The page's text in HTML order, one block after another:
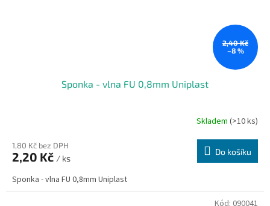
2,40 Kč
–8 %
Sponka - vlna FU 0,8mm Uniplast
Skladem (>10 ks)
1,80 Kč bez DPH
2,20 Kč / ks
Do košíku
Sponka - vlna FU 0,8mm Uniplast
Kód: 090041